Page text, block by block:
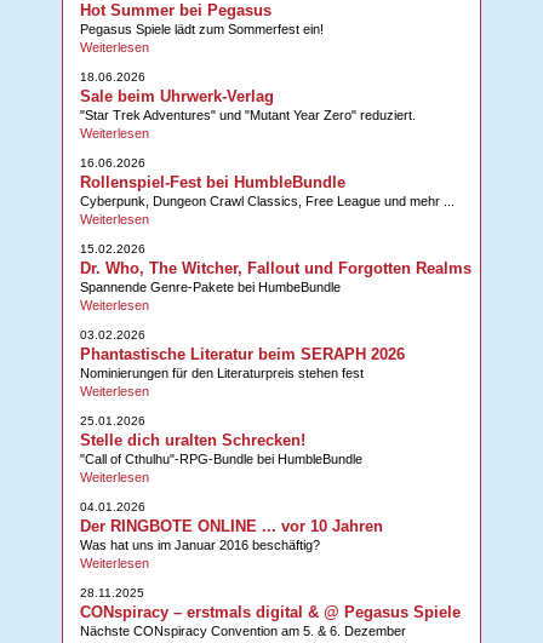
Hot Summer bei Pegasus
Pegasus Spiele lädt zum Sommerfest ein!
Weiterlesen
18.06.2026
Sale beim Uhrwerk-Verlag
"Star Trek Adventures" und "Mutant Year Zero" reduziert.
Weiterlesen
16.06.2026
Rollenspiel-Fest bei HumbleBundle
Cyberpunk, Dungeon Crawl Classics, Free League und mehr ...
Weiterlesen
15.02.2026
Dr. Who, The Witcher, Fallout und Forgotten Realms
Spannende Genre-Pakete bei HumbeBundle
Weiterlesen
03.02.2026
Phantastische Literatur beim SERAPH 2026
Nominierungen für den Literaturpreis stehen fest
Weiterlesen
25.01.2026
Stelle dich uralten Schrecken!
"Call of Cthulhu"-RPG-Bundle bei HumbleBundle
Weiterlesen
04.01.2026
Der RINGBOTE ONLINE ... vor 10 Jahren
Was hat uns im Januar 2016 beschäftig?
Weiterlesen
28.11.2025
CONspiracy – erstmals digital & @ Pegasus Spiele
Nächste CONspiracy Convention am 5. & 6. Dezember